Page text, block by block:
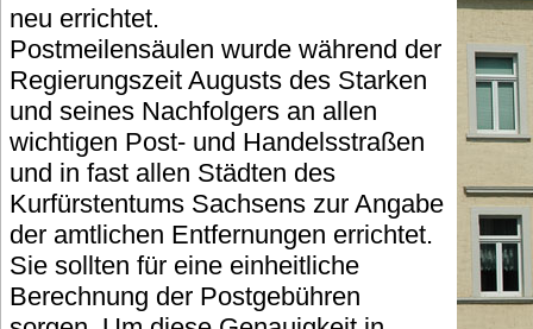
neu errichtet.
Postmeilensäulen wurde während der
Regierungszeit Augusts des Starken
und seines Nachfolgers an allen
wichtigen Post- und Handelsstraßen
und in fast allen Städten des
Kurfürstentums Sachsens zur Angabe
der amtlichen Entfernungen errichtet.
Sie sollten für eine einheitliche
Berechnung der Postgebühren